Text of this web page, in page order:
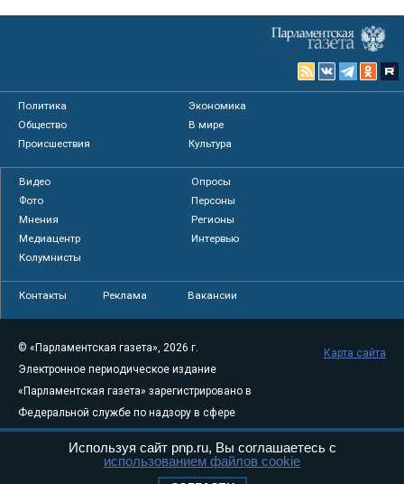
Политика
Экономика
Общество
В мире
Происшествия
Культура
Видео
Опросы
Фото
Персоны
Мнения
Регионы
Медиацентр
Интервью
Колумнисты
Контакты Реклама Вакансии
© «Парламентская газета», 2026 г.
Электронное периодическое издание
«Парламентская газета» зарегистрировано в
Федеральной службе по надзору в сфере
связи, информационных технологий и
массовых коммуникаций (Роскомнадзор) 05
Карта сайта
Используя сайт pnp.ru, Вы соглашаетесь с
использованием файлов cookie